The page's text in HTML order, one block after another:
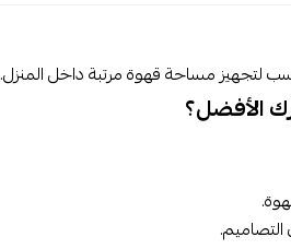
لتجهيز مساحة قهوة مرتبة داخل المنزل.
الأفضل؟